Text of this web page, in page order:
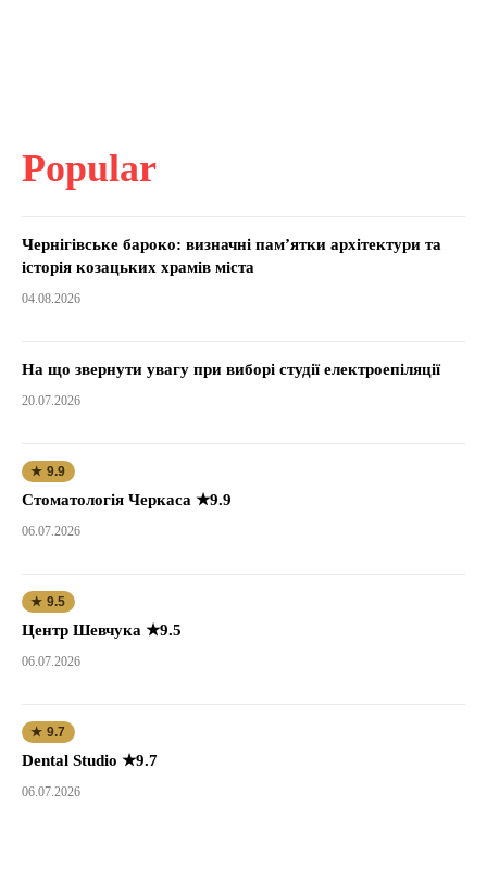
Popular
Чернігівське бароко: визначні пам’ятки архітектури та
історія козацьких храмів міста
04.08.2026
На що звернути увагу при виборі студії електроепіляції
20.07.2026
★ 9.9
Стоматологія Черкаса ★9.9
06.07.2026
★ 9.5
Центр Шевчука ★9.5
06.07.2026
★ 9.7
Dental Studio ★9.7
06.07.2026